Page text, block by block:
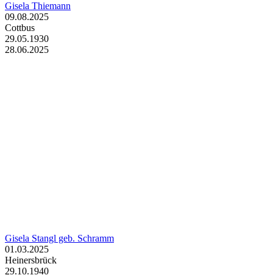
Gisela Thiemann
09.08.2025
Cottbus
29.05.1930
28.06.2025
Gisela Stangl geb. Schramm
01.03.2025
Heinersbrück
29.10.1940